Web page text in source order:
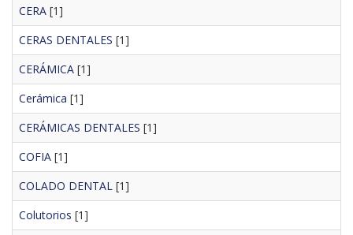
CERA [1]
CERAS DENTALES [1]
CERÁMICA [1]
Cerámica [1]
CERÁMICAS DENTALES [1]
COFIA [1]
COLADO DENTAL [1]
Colutorios [1]